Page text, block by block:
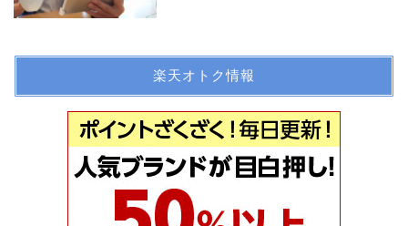
楽天オトク情報